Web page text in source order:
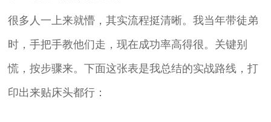
很多人一上来就懵，其实流程挺清晰。我当年带徒弟
时，手把手教他们走，现在成功率高得很。关键别
慌，按步骤来。下面这张表是我总结的实战路线，打
印出来贴床头都行：